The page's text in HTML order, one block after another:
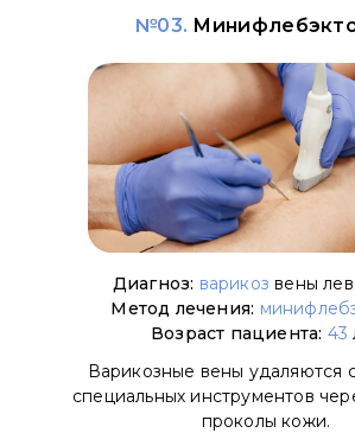
№03.
Диагноз: варикоз вены
Метод лечения:
Возраст пациента: 43
Варикозные вены удаляются
специальных инструментов
проколы кожи.